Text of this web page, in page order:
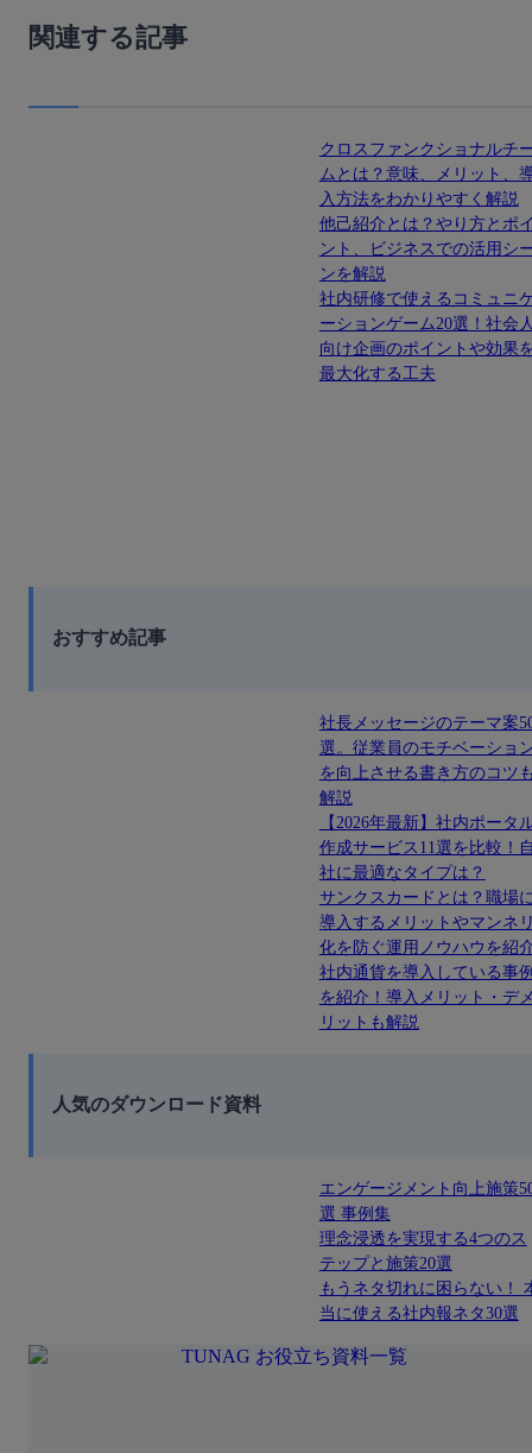
関連する記事
クロスファンクショナルチ
ムとは？意味、メリット、
入方法をわかりやすく解説
他己紹介とは？やり方とポ
ント、ビジネスでの活用シ
ンを解説
社内研修で使えるコミュニ
ーションゲーム20選！社会
向け企画のポイントや効果
最大化する工夫
おすすめ記事
社長メッセージのテーマ案
選。従業員のモチベーショ
を向上させる書き方のコツ
解説
【2026年最新】社内ポータ
作成サービス11選を比較！
社に最適なタイプは？
サンクスカードとは？職場
導入するメリットやマンネ
化を防ぐ運用ノウハウを紹
社内通貨を導入している事
を紹介！導入メリット・デ
リットも解説
人気のダウンロード資料
エンゲージメント向上施策
選 事例集
理念浸透を実現する4つのス
テップと施策20選
もうネタ切れに困らない！
当に使える社内報ネタ30選